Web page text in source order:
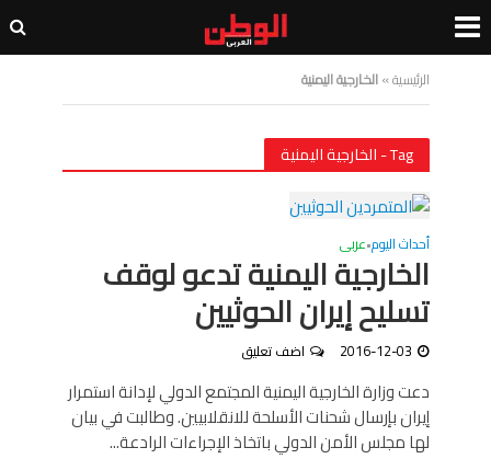
الرئيسية»الخارجية اليمنية
Tag - الخارجية اليمنية
أحداث اليوم•عربى
الخارجية اليمنية تدعو لوقف
تسليح إيران الحوثيين
2016-12-03 اضف تعليق
دعت وزارة الخارجية اليمنية المجتمع الدولي لإدانة استمرار
إيران بإرسال شحنات الأسلحة للانقلابيين. وطالبت في بيان
لها مجلس الأمن الدولي باتخاذ الإجراءات الرادعة...